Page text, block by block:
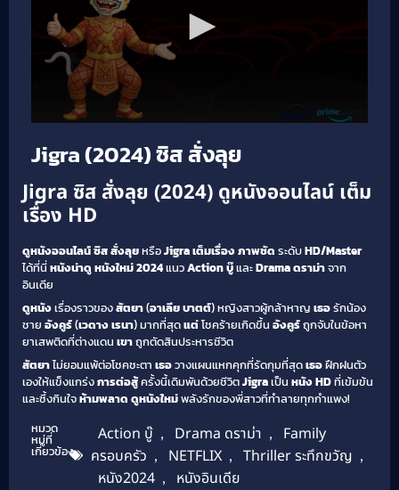
Jigra (2024) ซิส สั่งลุย
Jigra ซิส สั่งลุย (2024) ดูหนังออนไลน์ เต็ม
เรื่อง HD
ดูหนังออนไลน์ซิส สั่งลุยหรือJigraเต็มเรื่องภาพชัด ระดับHD/Master
ได้ที่นี่หนังน่าดูหนังใหม่ 2024แนวAction บู๊และDrama ดราม่าจาก
อินเดีย
ดูหนังเรื่องราวของสัตยา(อาเลีย บาตต์) หญิงสาวผู้กล้าหาญ เธอรักน้อง
ชาย อังคูร์(เวดาง เรนา) มากที่สุดแต่โชคร้ายเกิดขึ้น อังคูร์ถูกจับในข้อหา
ยาเสพติดที่ต่างแดน เขาถูกตัดสินประหารชีวิต
สัตยาไม่ยอมแพ้ต่อโชคชะตา เธอวางแผนแหกคุกที่รัดกุมที่สุดเธอฝึกฝนตัว
เองให้แข็งแกร่งการต่อสู้ครั้งนี้เดิมพันด้วยชีวิตJigraเป็น หนัง HDที่เข้มข้น
และซึ้งกินใจห้ามพลาด ดูหนังใหม่พลังรักของพี่สาวที่ทำลายทุกกำแพง!
หมวด
หมู่ที่
เกี่ยวข้อง
Action บู๊ , Drama ดราม่า ,
Family
ครอบครัว , NETFLIX , Thriller ระทึกขวัญ ,
หนัง2024 , หนังอินเดีย